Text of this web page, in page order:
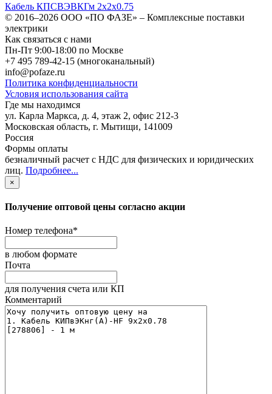
Кабель КПСВЭВКГм 2х2х0.75
© 2016–2026 ООО «ПО ФАЗЕ» – Комплексные поставки
электрики
Как связаться с нами
Пн-Пт 9:00-18:00 по Москве
+7 495 789-42-15 (многоканальный)
info@pofaze.ru
Политика конфиденциальности
Условия использования сайта
Где мы находимся
ул. Карла Маркса, д. 4, этаж 2, офис 212-3
Московская область, г. Мытищи, 141009
Россия
Формы оплаты
безналичный расчет с НДС для физических и юридических
лиц. Подробнее...
×
Получение оптовой цены согласно акции
Номер телефона*
в любом формате
Почта
для получения счета или КП
Комментарий